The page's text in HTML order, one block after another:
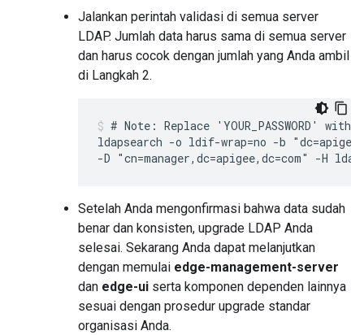
Jalankan perintah validasi di semua server
LDAP. Jumlah data harus sama di semua server
dan harus cocok dengan jumlah yang Anda ambil
di Langkah 2.
# Note: Replace 'YOUR_PASSWORD' with
ldapsearch -o ldif-wrap=no -b
-D "cn=manager,dc=apigee,dc=com" -H
Setelah Anda mengonfirmasi bahwa data sudah
benar dan konsisten, upgrade LDAP Anda
selesai. Sekarang Anda dapat melanjutkan
dengan memulai edge-management-server
dan edge-ui serta komponen dependen lainnya
sesuai dengan prosedur upgrade standar
organisasi Anda.